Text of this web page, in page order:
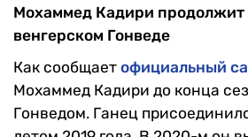
Мохаммед Кадири продолжит
венгерском Гонведе
Как сообщает официальный
Мохаммед Кадири до конца
Гонведом. Ганец